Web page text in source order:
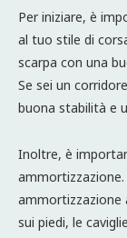
Per iniziare, è
al tuo stile di
scarpa con una
Se sei un
buona stabilità e
Inoltre, è
ammortizzazione
sui piedi, le